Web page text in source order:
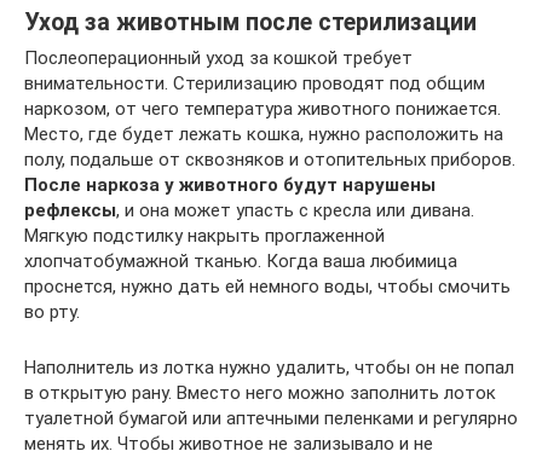
Уход за животным после стерилизации
Послеоперационный уход за кошкой требует
внимательности. Стерилизацию проводят под общим
наркозом, от чего температура животного понижается.
Место, где будет лежать кошка, нужно расположить на
полу, подальше от сквозняков и отопительных приборов.
После наркоза у животного будут нарушены
рефлексы, и она может упасть с кресла или дивана.
Мягкую подстилку накрыть проглаженной
хлопчатобумажной тканью. Когда ваша любимица
проснется, нужно дать ей немного воды, чтобы смочить
во рту.
Наполнитель из лотка нужно удалить, чтобы он не попал
в открытую рану. Вместо него можно заполнить лоток
туалетной бумагой или аптечными пеленками и регулярно
менять их. Чтобы животное не зализывало и не